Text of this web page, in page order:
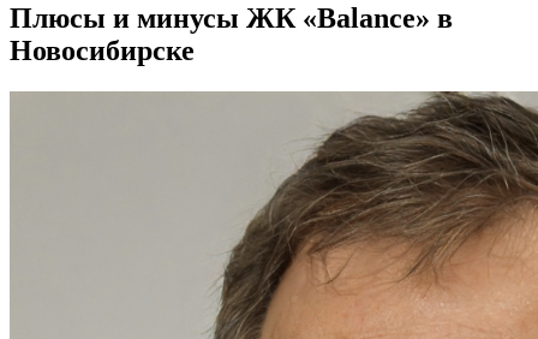
Плюсы и минусы ЖК «Balance» в
Новосибирске